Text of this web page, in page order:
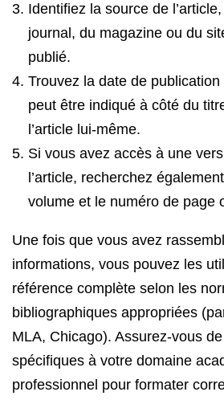
Identifiez la source de
journal, du magazine ou du
publié.
Trouvez la date de publication
peut être indiqué à côté du
l’article lui-même.
Si vous avez accès à une
l’article, recherchez
volume et le numéro de page
Une fois que vous avez
informations, vous pouvez les
référence complète selon les
bibliographiques appropriées
MLA, Chicago). Assurez-vous
spécifiques à votre domaine
professionnel pour formater